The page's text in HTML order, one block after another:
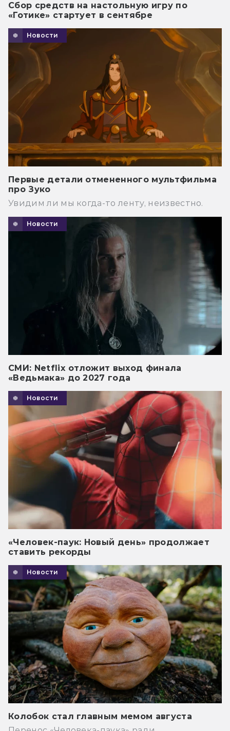
Сбор средств на настольную игру по
«Готике» стартует в сентябре
Новости
Первые детали отмененного мультфильма
про Зуко
Увидим ли мы когда-то ленту, неизвестно.
Новости
СМИ: Netflix отложит выход финала
«Ведьмака» до 2027 года
Новости
«Человек-паук: Новый день» продолжает
ставить рекорды
Новости
Колобок стал главным мемом августа